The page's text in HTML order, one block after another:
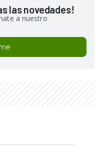
las novedades!
a nuestro